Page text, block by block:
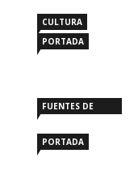
CULTURA
PORTADA
FUENTES DE
PORTADA